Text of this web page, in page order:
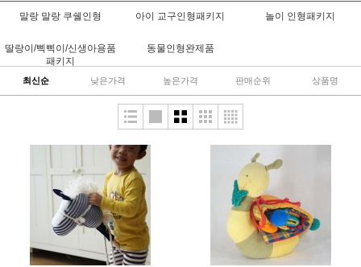
말랑 말랑 쿠쉘인형 아이 교구인형패키지 놀이 인형패키지
딸랑이/삑삑이/신생아용품
패키지
동물인형완제품
최신순 낮은가격 높은가격 판매순위 상품명